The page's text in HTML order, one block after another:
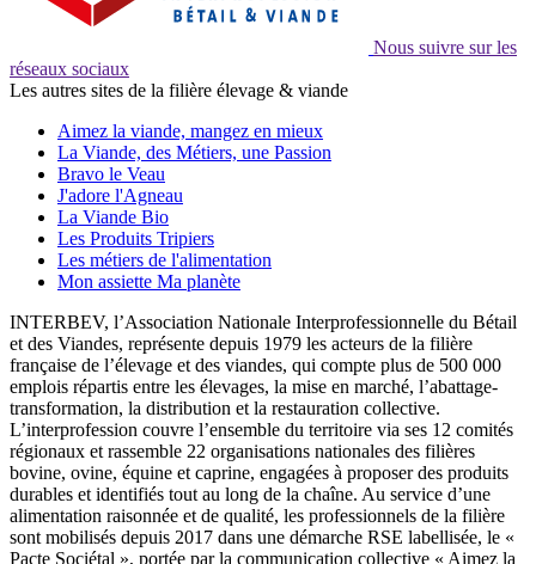
Nous suivre sur les
réseaux sociaux
Les autres sites de la filière élevage & viande
Aimez la viande, mangez en mieux
La Viande, des Métiers, une Passion
Bravo le Veau
J'adore l'Agneau
La Viande Bio
Les Produits Tripiers
Les métiers de l'alimentation
Mon assiette Ma planète
INTERBEV, l’Association Nationale Interprofessionnelle du Bétail
et des Viandes, représente depuis 1979 les acteurs de la filière
française de l’élevage et des viandes, qui compte plus de 500 000
emplois répartis entre les élevages, la mise en marché, l’abattage-
transformation, la distribution et la restauration collective.
L’interprofession couvre l’ensemble du territoire via ses 12 comités
régionaux et rassemble 22 organisations nationales des filières
bovine, ovine, équine et caprine, engagées à proposer des produits
durables et identifiés tout au long de la chaîne. Au service d’une
alimentation raisonnée et de qualité, les professionnels de la filière
sont mobilisés depuis 2017 dans une démarche RSE labellisée, le «
Pacte Sociétal », portée par la communication collective « Aimez la